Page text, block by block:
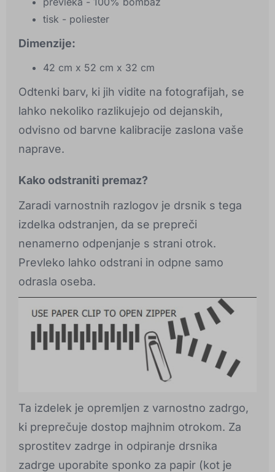
tisk - poliester
Dimenzije:
42 cm x 52 cm x 32 cm
Odtenki barv, ki jih vidite na fotografijah, se
lahko nekoliko razlikujejo od dejanskih,
odvisno od barvne kalibracije zaslona vaše
naprave.
Kako odstraniti premaz?
Zaradi varnostnih razlogov je drsnik s tega
izdelka odstranjen, da se prepreči
nenamerno odpenjanje s strani otrok.
Prevleko lahko odstrani in odpne samo
odrasla oseba.
Ta izdelek je opremljen z varnostno zadrgo,
ki preprečuje dostop majhnim otrokom. Za
sprostitev zadrge in odpiranje drsnika
zadrge uporabite sponko za papir (kot je